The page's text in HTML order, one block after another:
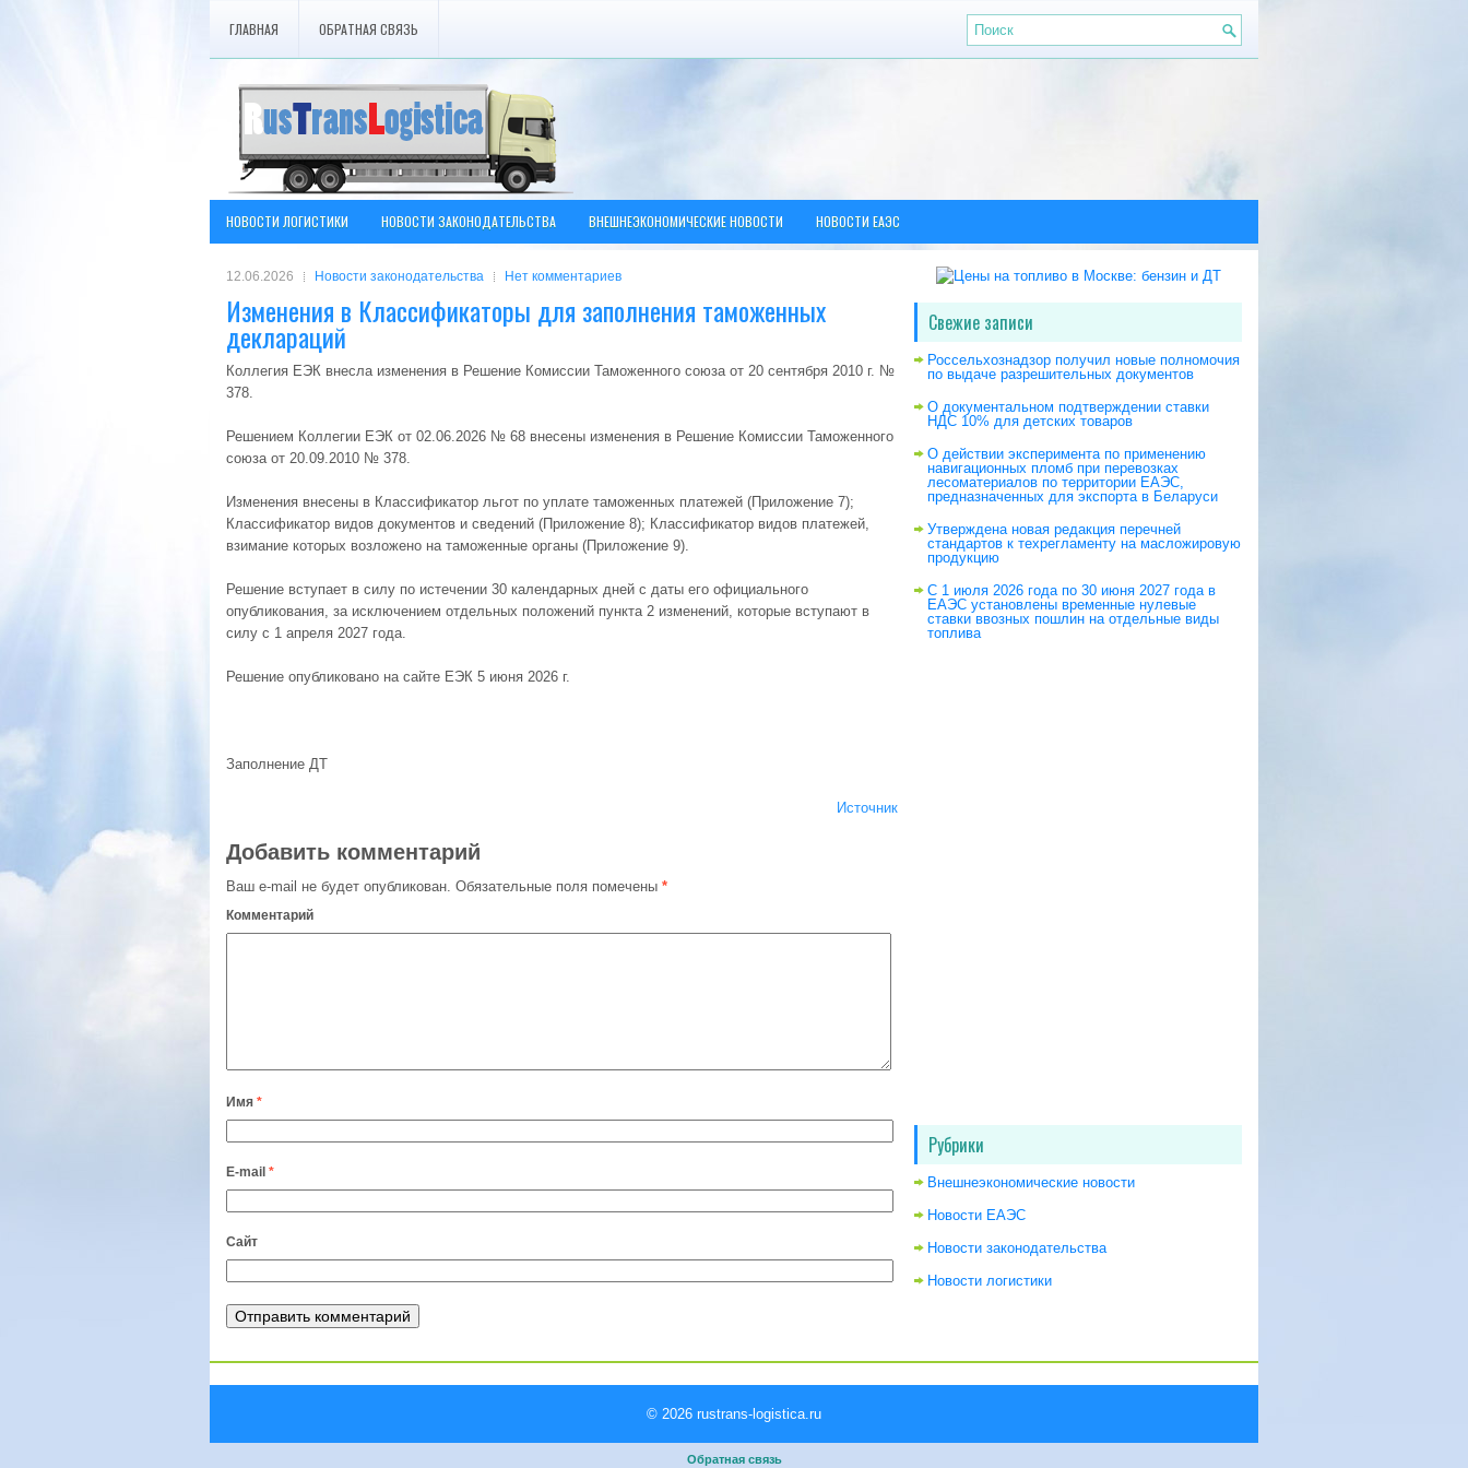
ГЛАВНАЯ ОБРАТНАЯ СВЯЗЬ
НОВОСТИ ЛОГИСТИКИ НОВОСТИ ЗАКОНОДАТЕЛЬСТВА ВНЕШНЕЭКОНОМИЧЕСКИЕ НОВОСТИ НОВОСТИ ЕАЭС
12.06.2026 Новости законодательства Нет комментариев
Изменения в Классификаторы для заполнения таможенных
деклараций
Коллегия ЕЭК внесла изменения в Решение Комиссии Таможенного союза от 20 сентября 2010 г. №
378.
Решением Коллегии ЕЭК от 02.06.2026 № 68 внесены изменения в Решение Комиссии Таможенного
союза от 20.09.2010 № 378.
Изменения внесены в Классификатор льгот по уплате таможенных платежей (Приложение 7);
Классификатор видов документов и сведений (Приложение 8); Классификатор видов платежей,
взимание которых возложено на таможенные органы (Приложение 9).
Решение вступает в силу по истечении 30 календарных дней с даты его официального
опубликования, за исключением отдельных положений пункта 2 изменений, которые вступают в
силу с 1 апреля 2027 года.
Решение опубликовано на сайте ЕЭК 5 июня 2026 г.
Заполнение ДТ
Источник
Добавить комментарий
Ваш e-mail не будет опубликован. Обязательные поля помечены *
Комментарий
Имя *
E-mail *
Сайт
Свежие записи
Россельхознадзор получил новые полномочия
по выдаче разрешительных документов
О документальном подтверждении ставки
НДС 10% для детских товаров
О действии эксперимента по применению
навигационных пломб при перевозках
лесоматериалов по территории ЕАЭС,
предназначенных для экспорта в Беларуси
Утверждена новая редакция перечней
стандартов к техрегламенту на масложировую
продукцию
С 1 июля 2026 года по 30 июня 2027 года в
ЕАЭС установлены временные нулевые
ставки ввозных пошлин на отдельные виды
топлива
Рубрики
Внешнеэкономические новости
Новости ЕАЭС
Новости законодательства
Новости логистики
© 2026 rustrans-logistica.ru
Обратная связь